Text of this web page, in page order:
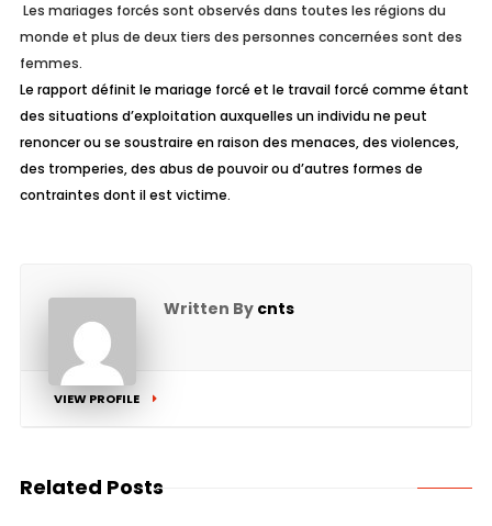
Les mariages forcés sont observés dans toutes les régions du
monde et plus de deux tiers des personnes concernées sont des
femmes.
Le rapport définit le mariage forcé et le travail forcé comme étant
des situations d’exploitation auxquelles un individu ne peut
renoncer ou se soustraire en raison des menaces, des violences,
des tromperies, des abus de pouvoir ou d’autres formes de
contraintes dont il est victime.
Written By cnts
VIEW PROFILE
Related Posts